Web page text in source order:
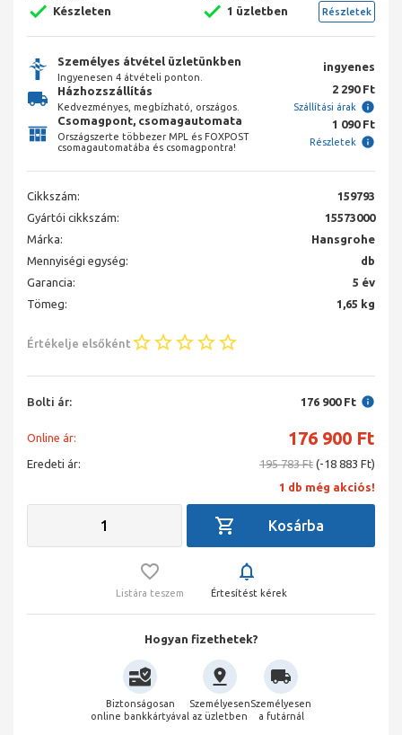
Készleten 1 üzletben Részletek
Személyes átvétel üzletünkben
Ingyenesen 4 átvételi ponton.
ingyenes
Házhozszállítás
Kedvezményes, megbízható, országos.
2 290 Ft
Szállítási árak
Csomagpont, csomagautomata
Országszerte többezer MPL és FOXPOST
csomagautomatába és csomagpontra!
1 090 Ft
Részletek
Cikkszám:
159793
Gyártói cikkszám:
15573000
Márka:
Hansgrohe
Mennyiségi egység:
db
Garancia:
5 év
Tömeg:
1,65 kg
Értékelje elsőként
Bolti ár: 176 900 Ft
Online ár: 176 900 Ft
Eredeti ár: 195 783 Ft (-18 883 Ft)
1 db még akciós!
Listára teszem Értesítést kérek
Hogyan fizethetek?
Biztonságosan
online bankkártyával
Személyesen
az üzletben
Személyesen
a futárnál